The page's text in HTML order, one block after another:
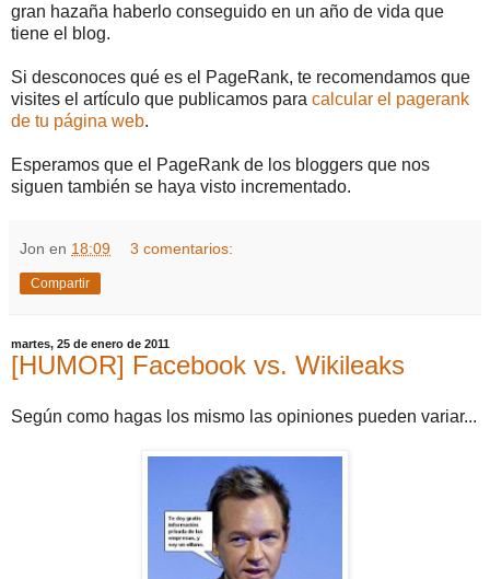
gran hazaña haberlo conseguido en un año de vida que
tiene el blog.
Si desconoces qué es el PageRank, te recomendamos que
visites el artículo que publicamos para calcular el pagerank
de tu página web.
Esperamos que el PageRank de los bloggers que nos
siguen también se haya visto incrementado.
Jon en 18:09 3 comentarios:
Compartir
martes, 25 de enero de 2011
[HUMOR] Facebook vs. Wikileaks
Según como hagas los mismo las opiniones pueden variar...